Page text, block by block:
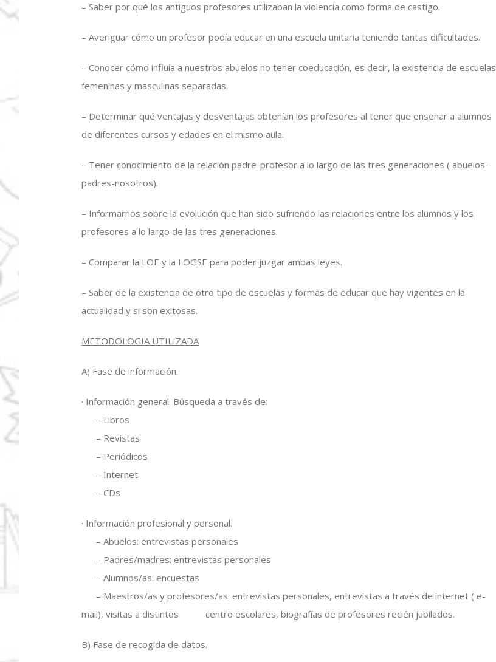
– Saber por qué los antiguos profesores utilizaban la violencia como forma de castigo.
– Averiguar cómo un profesor podía educar en una escuela unitaria teniendo tantas dificultades.
– Conocer cómo influía a nuestros abuelos no tener coeducación, es decir, la existencia de escuelas
femeninas y masculinas separadas.
– Determinar qué ventajas y desventajas obtenían los profesores al tener que enseñar a alumnos
de diferentes cursos y edades en el mismo aula.
– Tener conocimiento de la relación padre-profesor a lo largo de las tres generaciones ( abuelos-
padres-nosotros).
– Informarnos sobre la evolución que han sido sufriendo las relaciones entre los alumnos y los
profesores a lo largo de las tres generaciones.
– Comparar la LOE y la LOGSE para poder juzgar ambas leyes.
– Saber de la existencia de otro tipo de escuelas y formas de educar que hay vigentes en la
actualidad y si son exitosas.
METODOLOGIA UTILIZADA
A) Fase de información.
· Información general. Búsqueda a través de:
– Libros
– Revistas
– Periódicos
– Internet
– CDs
· Información profesional y personal.
– Abuelos: entrevistas personales
– Padres/madres: entrevistas personales
– Alumnos/as: encuestas
– Maestros/as y profesores/as: entrevistas personales, entrevistas a través de internet ( e-
mail), visitas a distintos centro escolares, biografías de profesores recién jubilados.
B) Fase de recogida de datos.